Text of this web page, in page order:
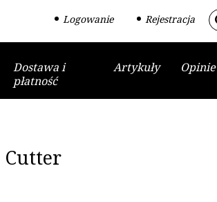
Logowanie Rejestracja
Dostawa i
płatność
Artykuły Opinie
Cutter